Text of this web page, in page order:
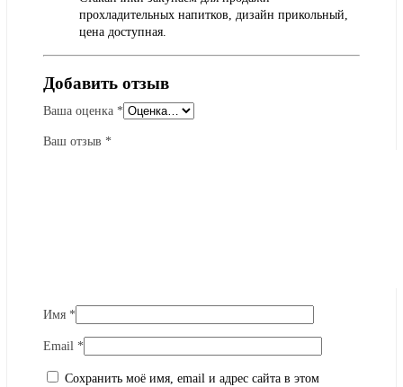
прохладительных напитков, дизайн прикольный,
цена доступная.
Добавить отзыв
Ваша оценка *
Ваш отзыв *
Имя *
Email *
Сохранить моё имя, email и адрес сайта в этом